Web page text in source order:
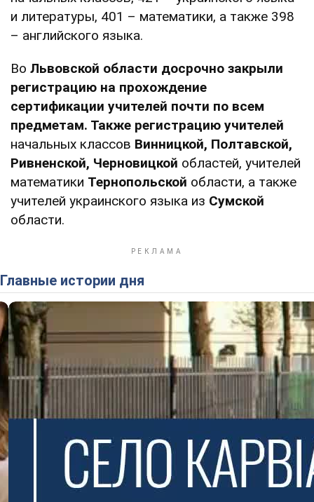
и литературы, 401 – математики, а также 398
– английского языка.
Во Львовской области досрочно закрыли
регистрацию на прохождение
сертификации учителей почти по всем
предметам. Также регистрацию учителей
начальных классов Винницкой, Полтавской,
Ривненской, Черновицкой областей, учителей
математики Тернопольской области, а также
учителей украинского языка из Сумской
области.
Главные истории дня